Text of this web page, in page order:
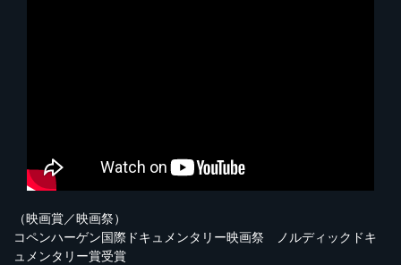
（映画賞／映画祭）
コペンハーゲン国際ドキュメンタリー映画祭 ノルディックドキ
ュメンタリー賞受賞